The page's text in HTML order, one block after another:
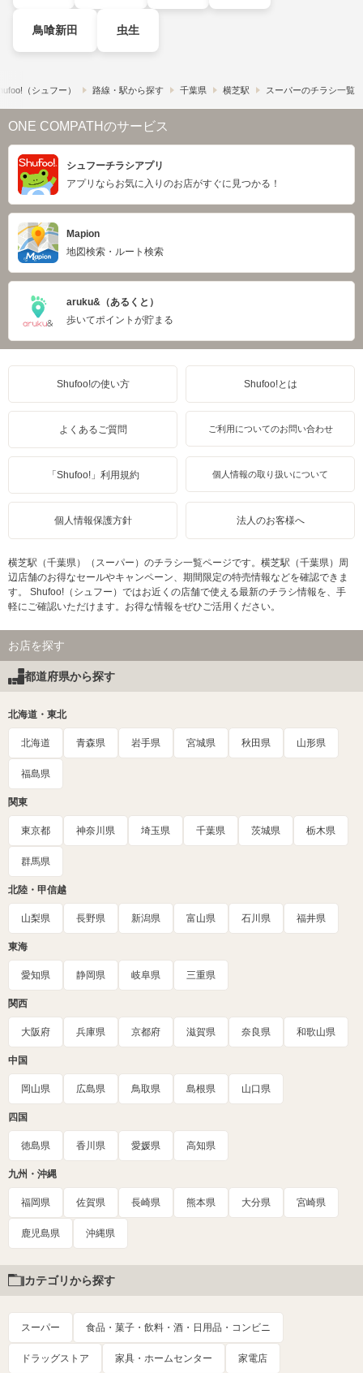
鳥喰新田 虫生
（シュフー） 路線・駅から探す 千葉県 横芝駅 スーパーのチラシ一覧
ONE COMPATHのサービス
シュフーチラシアプリ
アプリならお気に入りのお店がすぐに見つかる！
Mapion
地図検索・ルート検索
aruku&（あるくと）
歩いてポイントが貯まる
Shufoo!の使い方 Shufoo!とは
よくあるご質問 ご利用についてのお問い合わせ
「Shufoo!」利用規約 個人情報の取り扱いについて
個人情報保護方針 法人のお客様へ
横芝駅（千葉県）（スーパー）のチラシ一覧ページです。横芝駅（千葉県）周
辺店舗のお得なセールやキャンペーン、期間限定の特売情報などを確認できま
す。 Shufoo!（シュフー）ではお近くの店舗で使える最新のチラシ情報を、手
軽にご確認いただけます。お得な情報をぜひご活用ください。
お店を探す
都道府県から探す
北海道・東北
北海道 青森県 岩手県 宮城県 秋田県 山形県
福島県
関東
東京都 神奈川県 埼玉県 千葉県 茨城県 栃木県
群馬県
北陸・甲信越
山梨県 長野県 新潟県 富山県 石川県 福井県
東海
愛知県 静岡県 岐阜県 三重県
関西
大阪府 兵庫県 京都府 滋賀県 奈良県 和歌山県
中国
岡山県 広島県 鳥取県 島根県 山口県
四国
徳島県 香川県 愛媛県 高知県
九州・沖縄
福岡県 佐賀県 長崎県 熊本県 大分県 宮崎県
鹿児島県 沖縄県
カテゴリから探す
スーパー 食品・菓子・飲料・酒・日用品・コンビニ
ドラッグストア 家具・ホームセンター 家電店